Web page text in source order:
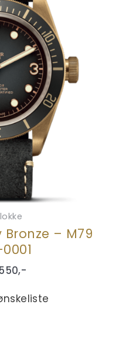
– M79
,-